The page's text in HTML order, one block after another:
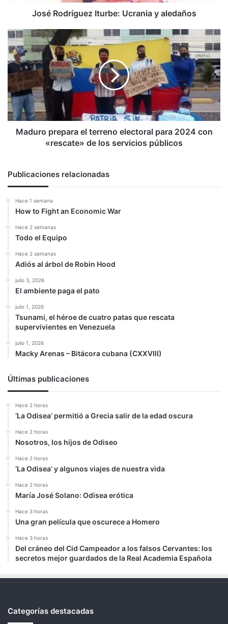
José Rodríguez Iturbe: Ucrania y aledaños
Maduro
prepara
el
terreno
electoral
para
2024
con
«rescate»
Maduro prepara el terreno electoral para 2024 con
«rescate» de los servicios públicos
Publicaciones relacionadas
Hace 1 semana
How to Fight an Economic War
Hace 2 semanas
Todo el Equipo
Hace 2 semanas
Adiós al árbol de Robin Hood
julio 3, 2026
El ambiente paga el pato
julio 1, 2026
Tsunami, el héroe de cuatro patas que rescata
supervivientes en Venezuela
julio 1, 2026
Macky Arenas – Bitácora cubana (CXXVIII)
Últimas publicaciones
Hace 2 horas
‘La Odisea’ permitió a Grecia salir de la edad oscura
Hace 2 horas
Nosotros, los hijos de Odiseo
Hace 2 horas
‘La Odisea’ y algunos viajes de nuestra vida
Hace 2 horas
María José Solano: Odisea erótica
Hace 3 horas
Una gran película que oscurece a Homero
Hace 3 horas
Del cráneo del Cid Campeador a los falsos Cervantes: los
secretos mejor guardados de la Real Academia Española
Categorías destacadas